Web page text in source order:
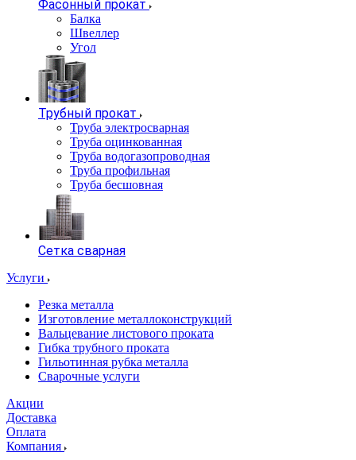
Фасонный прокат
Балка
Швеллер
Угол
Трубный прокат
Труба электросварная
Труба оцинкованная
Труба водогазопроводная
Труба профильная
Труба бесшовная
Сетка сварная
Услуги
Резка металла
Изготовление металлоконструкций
Вальцевание листового проката
Гибка трубного проката
Гильотинная рубка металла
Сварочные услуги
Акции
Доставка
Оплата
Компания